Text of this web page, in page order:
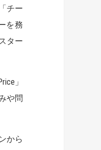
チー
を務
ター
」
や問
から